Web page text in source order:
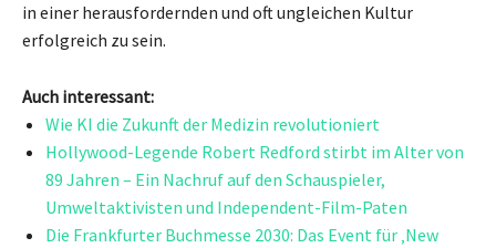
in einer herausfordernden und oft ungleichen Kultur
erfolgreich zu sein.
Auch interessant:
Wie KI die Zukunft der Medizin revolutioniert
Hollywood-Legende Robert Redford stirbt im Alter von
89 Jahren – Ein Nachruf auf den Schauspieler,
Umweltaktivisten und Independent-Film-Paten
Die Frankfurter Buchmesse 2030: Das Event für ‚New